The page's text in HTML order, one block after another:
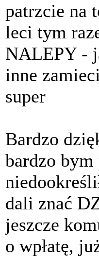
patrzcie na
leci tym
NALEPY -
inne
super
Bardzo
bardzo bym
dali znać
jeszcze
o wpłatę,